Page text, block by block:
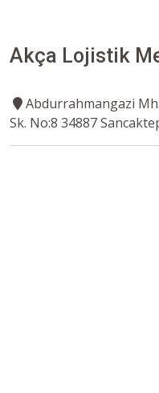
Akça Lojistik
Abdurrahmangazi
Sk. No:8 34887